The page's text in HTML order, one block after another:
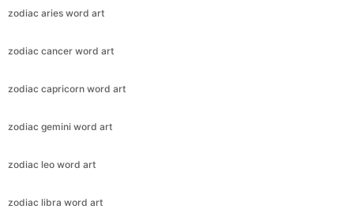
zodiac aries word art
zodiac cancer word art
zodiac capricorn word art
zodiac gemini word art
zodiac leo word art
zodiac libra word art